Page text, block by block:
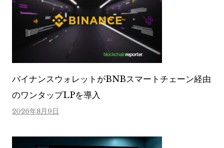
バイナンスウォレットがBNBスマートチェーン経由
のワンタップLPを導入
2026年8月9日